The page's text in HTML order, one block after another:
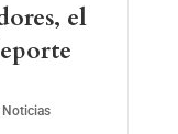
el